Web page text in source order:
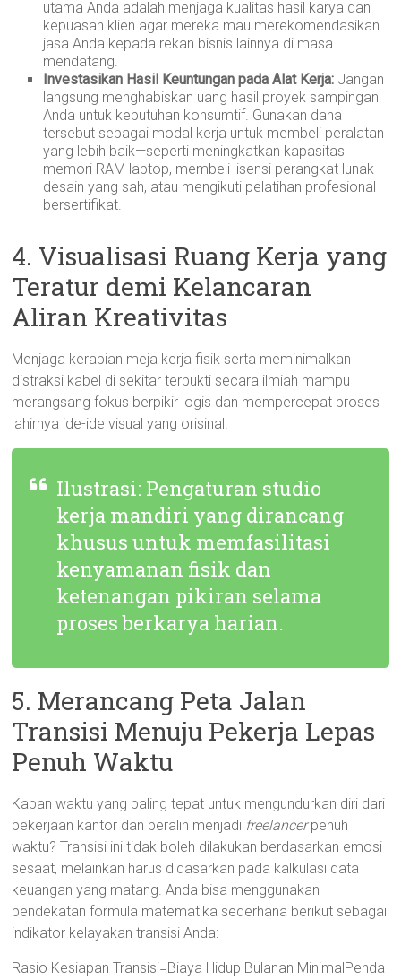
utama Anda adalah menjaga kualitas hasil karya dan
kepuasan klien agar mereka mau merekomendasikan
jasa Anda kepada rekan bisnis lainnya di masa
mendatang.
Investasikan Hasil Keuntungan pada Alat Kerja: Jangan
langsung menghabiskan uang hasil proyek sampingan
Anda untuk kebutuhan konsumtif. Gunakan dana
tersebut sebagai modal kerja untuk membeli peralatan
yang lebih baik—seperti meningkatkan kapasitas
memori RAM laptop, membeli lisensi perangkat lunak
desain yang sah, atau mengikuti pelatihan profesional
bersertifikat.
4. Visualisasi Ruang Kerja yang
Teratur demi Kelancaran
Aliran Kreativitas
Menjaga kerapian meja kerja fisik serta meminimalkan
distraksi kabel di sekitar terbukti secara ilmiah mampu
merangsang fokus berpikir logis dan mempercepat proses
lahirnya ide-ide visual yang orisinal.
Ilustrasi: Pengaturan studio
kerja mandiri yang dirancang
khusus untuk memfasilitasi
kenyamanan fisik dan
ketenangan pikiran selama
proses berkarya harian.
5. Merancang Peta Jalan
Transisi Menuju Pekerja Lepas
Penuh Waktu
Kapan waktu yang paling tepat untuk mengundurkan diri dari
pekerjaan kantor dan beralih menjadi freelancerpenuh
waktu? Transisi ini tidak boleh dilakukan berdasarkan emosi
sesaat, melainkan harus didasarkan pada kalkulasi data
keuangan yang matang. Anda bisa menggunakan
pendekatan formula matematika sederhana berikut sebagai
indikator kelayakan transisi Anda:
Rasio Kesiapan Transisi=Biaya Hidup Bulanan MinimalPenda